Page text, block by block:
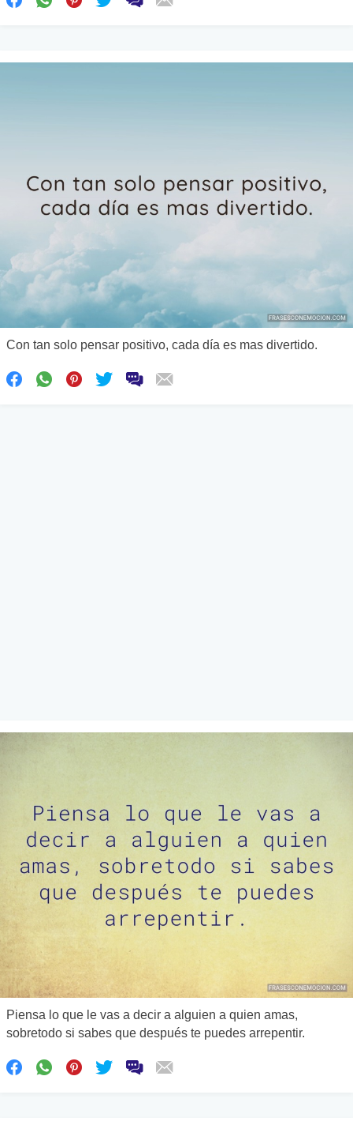
Con tan solo pensar positivo, cada día es mas divertido.
Piensa lo que le vas a decir a alguien a quien amas,
sobretodo si sabes que después te puedes arrepentir.